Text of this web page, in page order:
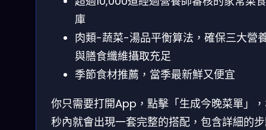
庫
肉類-蔬菜-湯品平衡算法，確保三大營
與膳食纖維攝取充足
季節食材推薦，當季最新鮮又便宜
你只需要打開App，點擊「生成今晚菜單」
秒內就會出現一套完整的搭配，包含詳細的